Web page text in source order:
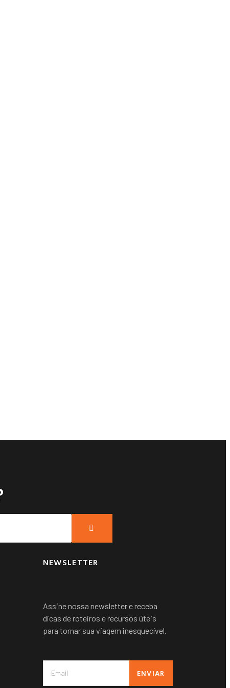
NEWSLETTER
Assine nossa newsletter e receba
dicas de roteiros e recursos úteis
para tornar sua viagem inesquecível.
ENVIAR